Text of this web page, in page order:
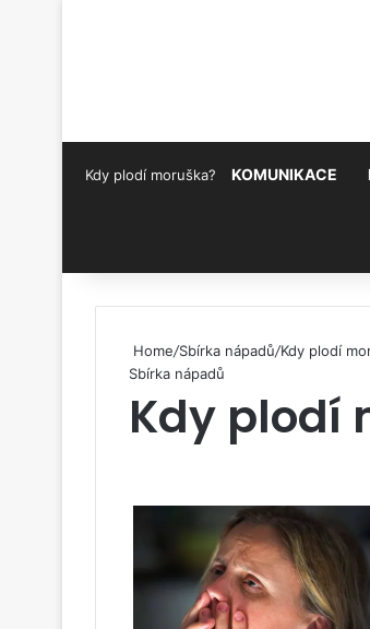
Kdy plodí moruška? KOMUNIKACE
Home/Sbírka nápadů/Kdy plodí
Sbírka nápadů
Kdy plodí